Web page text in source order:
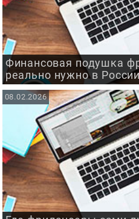
Финансовая подушка
реально нужно в России
08.02.2026